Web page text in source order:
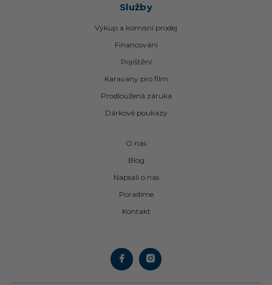
Služby
Výkup a komisní prodej
Financování
Pojištění
Karavany pro film
Prodloužená záruka
Dárkové poukazy
O nás
Blog
Napsali o nás
Poradíme
Kontakt